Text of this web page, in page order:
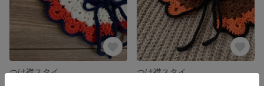
つけ襟スタイ
つけ襟スタイ